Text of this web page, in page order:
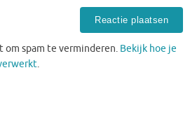
om spam te verminderen. Bekijk hoe je
.